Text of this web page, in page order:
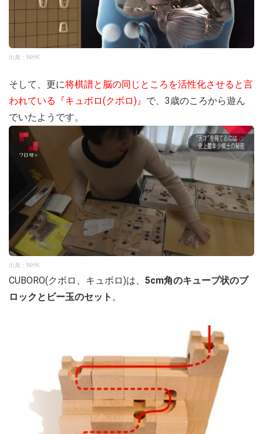
出典：NHK
そして、更に将棋譜と脳の同じところを活性化させると言
われている『キュボロ(クボロ)』 で、3歳のころから遊ん
でいたようです。
出典：NHK
CUBORO(クボロ、キュボロ)は、 5cm角のキューブ状のブ
ロックとビー玉のセット 。